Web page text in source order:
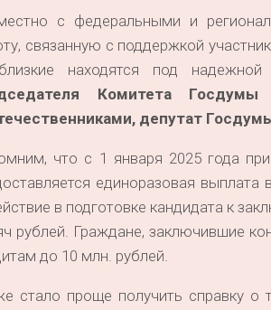
с федеральными и
связанную с поддержкой
находятся под
Комитета
депутат
что с 1 января 2025 года
единоразовая
в подготовке кандидата к
рублей. Граждане, заключившие
до 10 млн. рублей.
стало проще получить справку о